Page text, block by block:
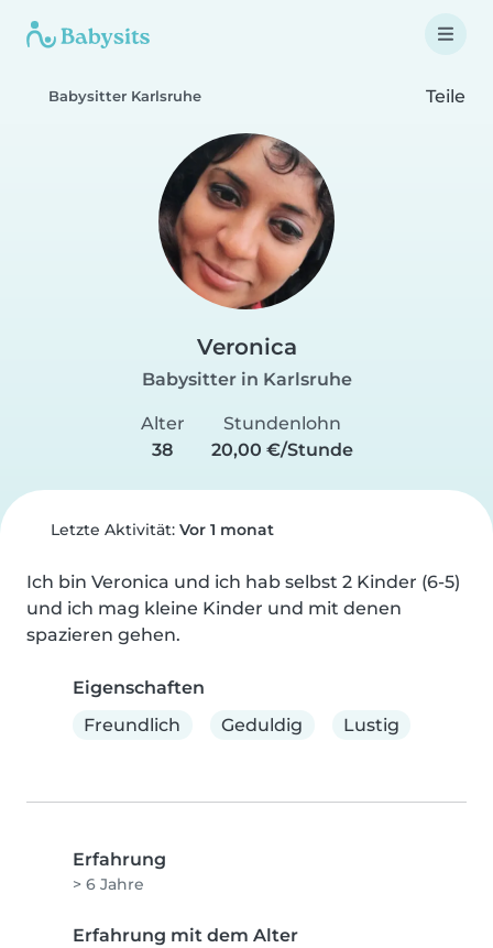
Babysitter Karlsruhe Teile
Veronica
Babysitter in Karlsruhe
Alter
38
Stundenlohn
20,00 €/Stunde
Letzte Aktivität: Vor 1 monat
Ich bin Veronica und ich hab selbst 2 Kinder (6-5)
und ich mag kleine Kinder und mit denen
spazieren gehen.
Eigenschaften
Freundlich
Geduldig Lustig
Erfahrung
> 6 Jahre
Erfahrung mit dem Alter